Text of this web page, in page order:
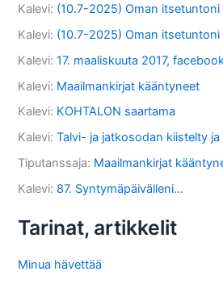
Kalevi: (10.7-2025) Oman
Kalevi: (10.7-2025) Oman
Kalevi:17. maaliskuuta 2017,
Kalevi: Maailmankirjat kääntyneet
Kalevi: KOHTALON saartama
Kalevi:Talvi- ja jatkosodan kiistelty
Tiputanssaja: Maailmankirjat
Kalevi: 87. Syntymäpäivälleni…
Tarinat, artikkelit
Minua hävettää